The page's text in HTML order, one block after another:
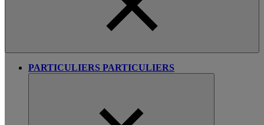
PARTICULIERS PARTICULIERS